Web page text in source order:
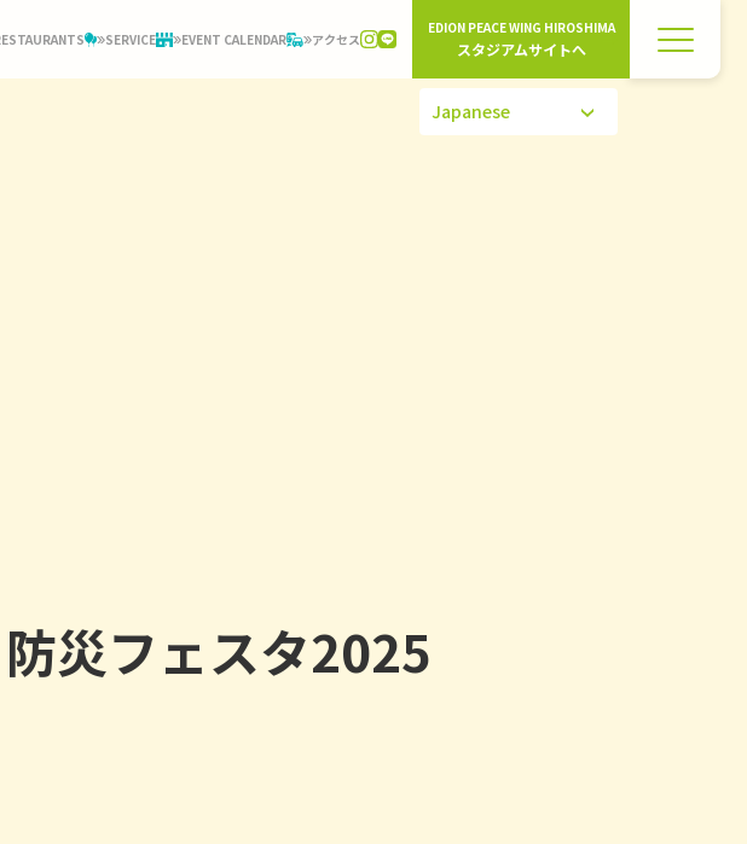
SERVICE EVENT CALENDAR アクセス
EDION PEACE WING HIROSHIMA
スタジアムサイトへ
災フェスタ2025